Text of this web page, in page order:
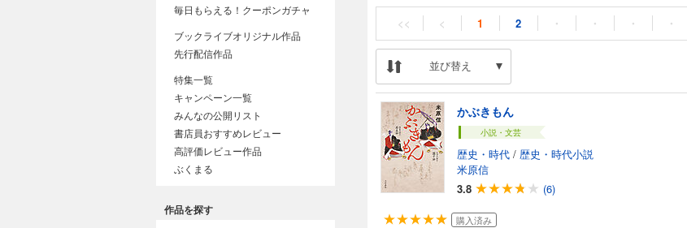
<< < 1 2 ・ ・ ・ ・
並び替え
かぶきもん
小説・文芸
歴史・時代 / 歴史・時代小説
米原信
3.8
(6)
購入済み
毎日もらえる！クーポンガチャ
ブックライブオリジナル作品
先行配信作品
特集一覧
キャンペーン一覧
みんなの公開リスト
書店員おすすめレビュー
高評価レビュー作品
ぶくまる
作品を探す